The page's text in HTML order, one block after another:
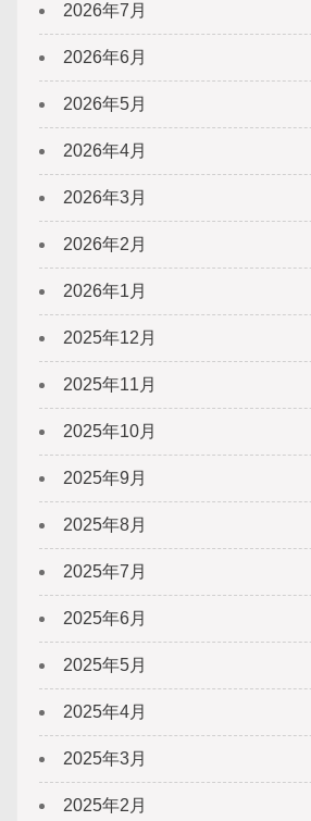
2026年7月
2026年6月
2026年5月
2026年4月
2026年3月
2026年2月
2026年1月
2025年12月
2025年11月
2025年10月
2025年9月
2025年8月
2025年7月
2025年6月
2025年5月
2025年4月
2025年3月
2025年2月